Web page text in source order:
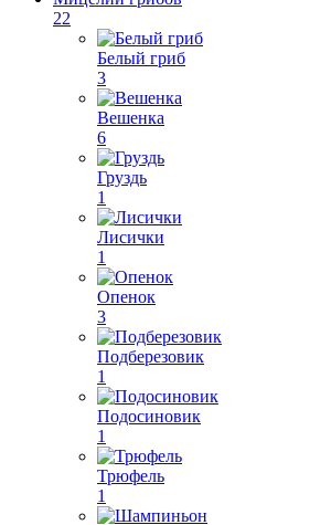
22
Белый гриб
3
Вешенка
6
Груздь
1
Лисички
1
Опенок
3
Подберезовик
1
Подосиновик
1
Трюфель
1